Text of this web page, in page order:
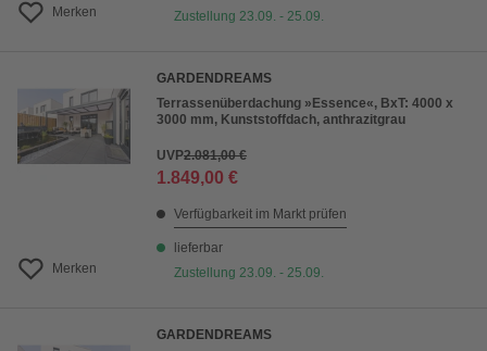
Merken
Zustellung 23.09. - 25.09.
Merken
GARDENDREAMS
Terrassenüberdachung »Essence«, BxT: 4000 x
3000 mm, Kunststoffdach, anthrazitgrau
UVP2.081,00 €
1.849,00 €
Verfügbarkeit im Markt prüfen
lieferbar
Zustellung 23.09. - 25.09.
GARDENDREAMS